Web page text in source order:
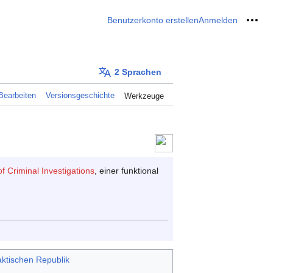
Benutzerkonto erstellenAnmelden Meine
2 Sprachen
Bearbeiten Versionsgeschichte Werkzeuge
Criminal Investigations , einer funktional
Republik